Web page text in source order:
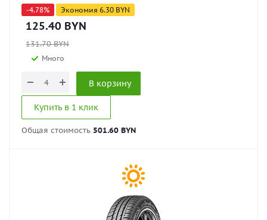
-4.78% Экономия 6.30 BYN
125.40 BYN
131.70BYN
Много
В корзину
Купить в 1 клик
Общая стоимость 501.60 BYN